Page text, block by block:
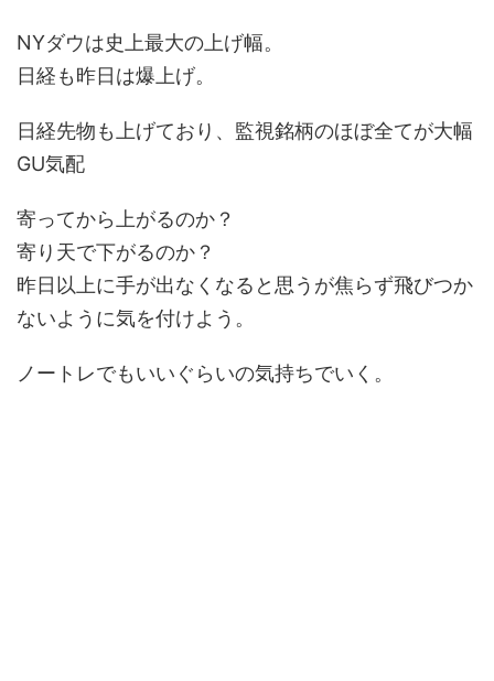
NYダウは史上最大の上げ幅。
日経も昨日は爆上げ。
日経先物も上げており、監視銘柄のほぼ全てが大幅
GU気配
寄ってから上がるのか？
寄り天で下がるのか？
昨日以上に手が出なくなると思うが焦らず飛びつか
ないように気を付けよう。
ノートレでもいいぐらいの気持ちでいく。